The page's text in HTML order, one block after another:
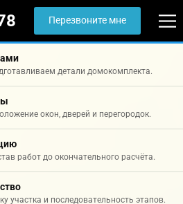
Перезвоните мне
детали домокомплекта.
окон, дверей и перегородок.
работ до окончательного расчёта.
участка и последовательность этапов.